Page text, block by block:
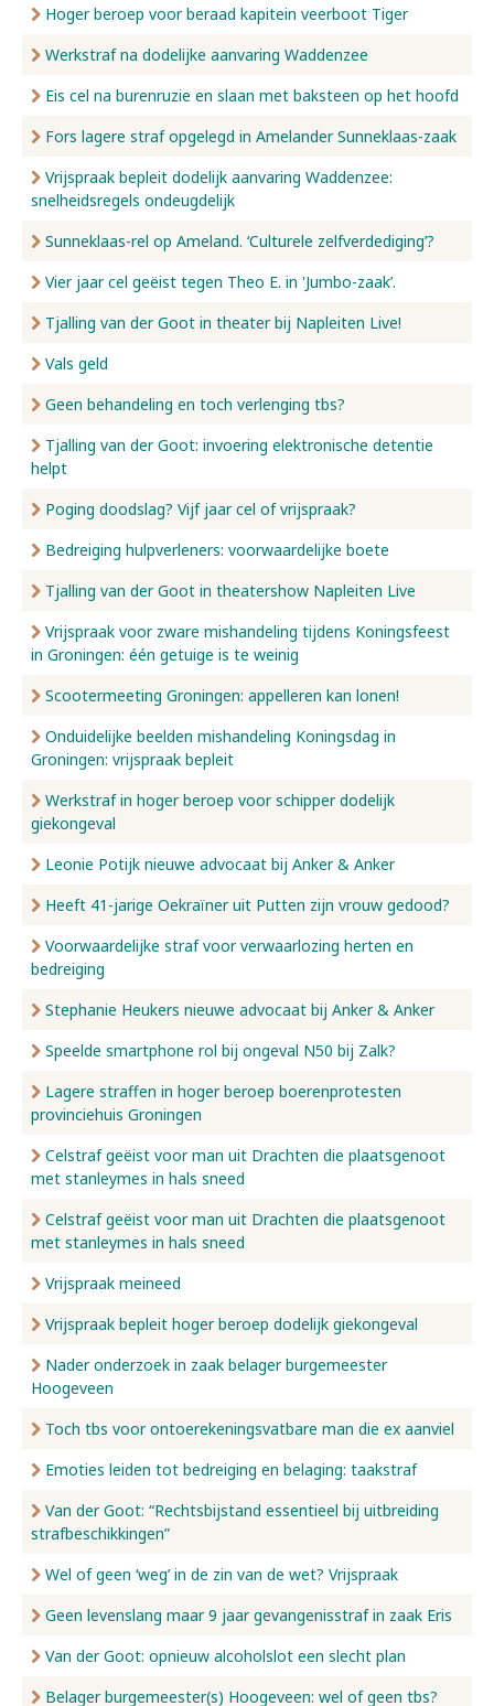
Hoger beroep voor beraad kapitein veerboot Tiger
Werkstraf na dodelijke aanvaring Waddenzee
Eis cel na burenruzie en slaan met baksteen op het hoofd
Fors lagere straf opgelegd in Amelander Sunneklaas-zaak
Vrijspraak bepleit dodelijk aanvaring Waddenzee:
snelheidsregels ondeugdelijk
Sunneklaas-rel op Ameland. ‘Culturele zelfverdediging’?
Vier jaar cel geëist tegen Theo E. in 'Jumbo-zaak’.
Tjalling van der Goot in theater bij Napleiten Live!
Vals geld
Geen behandeling en toch verlenging tbs?
Tjalling van der Goot: invoering elektronische detentie
helpt
Poging doodslag? Vijf jaar cel of vrijspraak?
Bedreiging hulpverleners: voorwaardelijke boete
Tjalling van der Goot in theatershow Napleiten Live
Vrijspraak voor zware mishandeling tijdens Koningsfeest
in Groningen: één getuige is te weinig
Scootermeeting Groningen: appelleren kan lonen!
Onduidelijke beelden mishandeling Koningsdag in
Groningen: vrijspraak bepleit
Werkstraf in hoger beroep voor schipper dodelijk
giekongeval
Leonie Potijk nieuwe advocaat bij Anker & Anker
Heeft 41-jarige Oekraïner uit Putten zijn vrouw gedood?
Voorwaardelijke straf voor verwaarlozing herten en
bedreiging
Stephanie Heukers nieuwe advocaat bij Anker & Anker
Speelde smartphone rol bij ongeval N50 bij Zalk?
Lagere straffen in hoger beroep boerenprotesten
provinciehuis Groningen
Celstraf geëist voor man uit Drachten die plaatsgenoot
met stanleymes in hals sneed
Celstraf geëist voor man uit Drachten die plaatsgenoot
met stanleymes in hals sneed
Vrijspraak meineed
Vrijspraak bepleit hoger beroep dodelijk giekongeval
Nader onderzoek in zaak belager burgemeester
Hoogeveen
Toch tbs voor ontoerekeningsvatbare man die ex aanviel
Emoties leiden tot bedreiging en belaging: taakstraf
Van der Goot: “Rechtsbijstand essentieel bij uitbreiding
strafbeschikkingen”
Wel of geen ‘weg’ in de zin van de wet? Vrijspraak
Geen levenslang maar 9 jaar gevangenisstraf in zaak Eris
Van der Goot: opnieuw alcoholslot een slecht plan
Belager burgemeester(s) Hoogeveen: wel of geen tbs?